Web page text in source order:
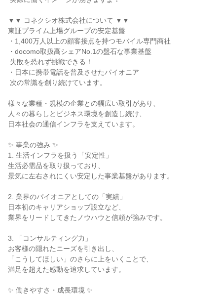
▼▼ コネクシオ株式会社について ▼▼
東証プライム上場グループの安定基盤
・1,400万人以上の顧客接点を持つモバイル専門商社
・docomo取扱高シェアNo.1の盤石な事業基盤
・日本に携帯電話を普及させたパイオニア
様々な業種・規模の企業との幅広い取引があり、
人々の暮らしとビジネス環境を創造し続け、
日本社会の通信インフラを支えています。
✨ 事業の強み ✨
1. 生活インフラを扱う「安定性」
生活必需品を取り扱っており、
景気に左右されにくい安定した事業基盤があります。
2. 業界のパイオニアとしての「実績」
日本初のキャリアショップ設立など、
業界をリードしてきたノウハウと信頼が強みです。
3. 「コンサルティング力」
お客様の隠れたニーズを引き出し、
「こうしてほしい」のさらに上をいくことで、
満足を超えた感動を追求しています。
✨ 働きやすさ・成長環境 ✨